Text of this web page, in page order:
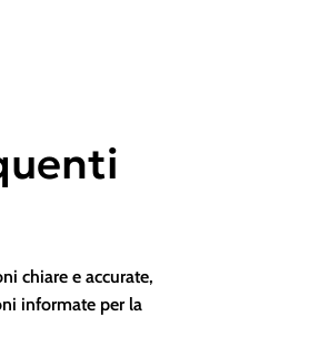
chiare e accurate,
informate per la